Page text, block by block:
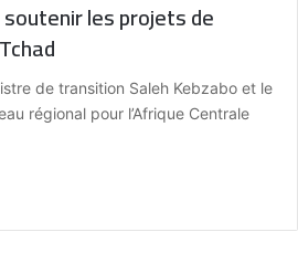
soutenir les projets de
de transition Saleh Kebzabo et le
régional pour l’Afrique Centrale